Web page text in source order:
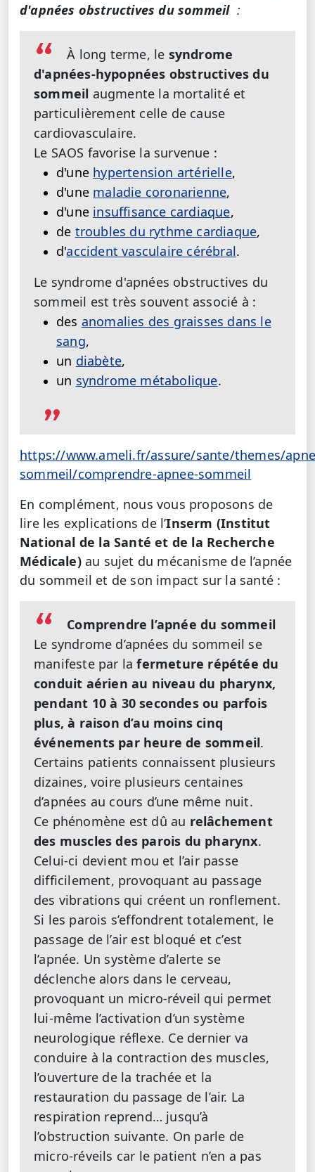
d'apnées obstructives du sommeil :
À long terme, le syndrome
d'apnées-hypopnées obstructives du
sommeil augmente la mortalité et
particulièrement celle de cause
cardiovasculaire.
Le SAOS favorise la survenue :
d'une hypertension artérielle,
d'une maladie coronarienne,
d'une insuffisance cardiaque,
de troubles du rythme cardiaque,
d'accident vasculaire cérébral.
Le syndrome d'apnées obstructives du
sommeil est très souvent associé à :
des anomalies des graisses dans le
sang,
un diabète,
un syndrome métabolique.
https://www.ameli.fr/assure/sante/themes/
sommeil/comprendre-apnee-sommeil
En complément, nous vous proposons de
lire les explications de l’Inserm (Institut
National de la Santé et de la Recherche
Médicale)au sujet du mécanisme de l’apnée
du sommeil et de son impact sur la santé :
Comprendre l’apnée du sommeil
Le syndrome d’apnées du sommeil se
manifeste par lafermeture répétée du
conduit aérien au niveau du pharynx,
pendant 10 à 30 secondes ou parfois
plus, à raison d’au moins cinq
événements par heure de sommeil.
Certains patients connaissent plusieurs
dizaines, voire plusieurs centaines
d’apnées au cours d’une même nuit.
Ce phénomène est dû au relâchement
des muscles des parois du pharynx.
Celui-ci devient mou et l’air passe
difficilement, provoquant au passage
des vibrations qui créent un ronflement.
Si les parois s’effondrent totalement, le
passage de l’air est bloqué et c’est
l’apnée. Un système d’alerte se
déclenche alors dans le cerveau,
provoquant un micro-réveil qui permet
lui-même l’activation d’un système
neurologique réflexe. Ce dernier va
conduire à la contraction des muscles,
l’ouverture de la trachée et la
restauration du passage de l’air. La
respiration reprend… jusqu’à
l’obstruction suivante. On parle de
micro-réveils car le patient n’en a pas